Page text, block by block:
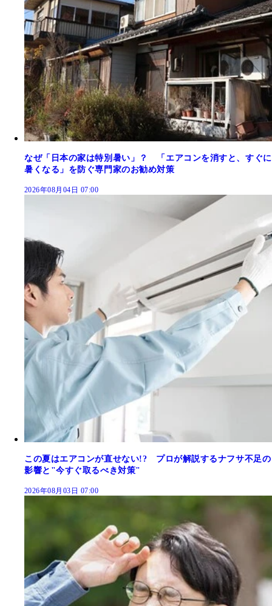
なぜ「日本の家は特別暑い」？ 「エアコンを消すと、すぐに
暑くなる」を防ぐ専門家のお勧め対策
2026年08月04日 07:00
この夏はエアコンが直せない!? プロが解説するナフサ不足の
影響と"今すぐ取るべき対策"
2026年08月03日 07:00